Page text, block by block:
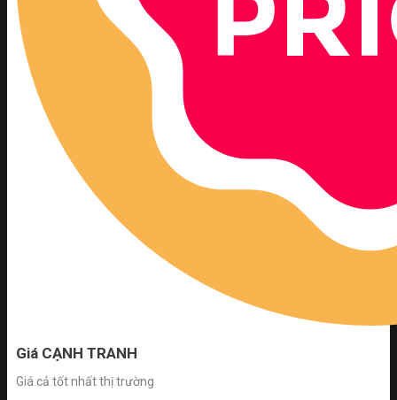
Giá CẠNH TRANH
Giá cả tốt nhất thị trường